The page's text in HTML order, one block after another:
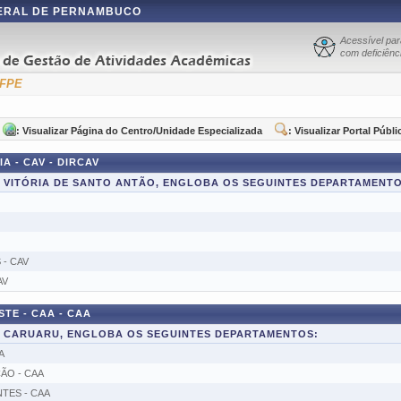
DE PERNAMBUCO
Acessível
com
: Visualizar Página do Centro/Unidade Especializada : Visualizar Portal
- CAV - DIRCAV
DE SANTO ANTÃO, ENGLOBA OS SEGUINTES
- CAV
- CAA - CAA
ENGLOBA OS SEGUINTES DEPARTAMENTOS:
- CAA
- CAA